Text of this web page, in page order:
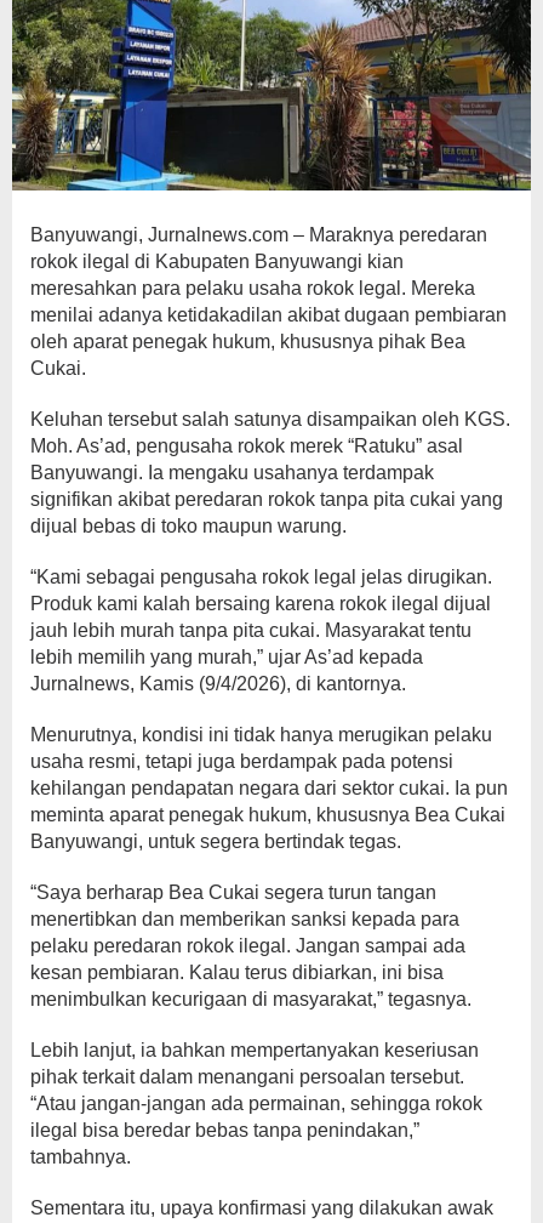
Banyuwangi, Jurnalnews.com – Maraknya peredaran
rokok ilegal di Kabupaten Banyuwangi kian
meresahkan para pelaku usaha rokok legal. Mereka
menilai adanya ketidakadilan akibat dugaan pembiaran
oleh aparat penegak hukum, khususnya pihak Bea
Cukai.
Keluhan tersebut salah satunya disampaikan oleh KGS.
Moh. As’ad, pengusaha rokok merek “Ratuku” asal
Banyuwangi. Ia mengaku usahanya terdampak
signifikan akibat peredaran rokok tanpa pita cukai yang
dijual bebas di toko maupun warung.
“Kami sebagai pengusaha rokok legal jelas dirugikan.
Produk kami kalah bersaing karena rokok ilegal dijual
jauh lebih murah tanpa pita cukai. Masyarakat tentu
lebih memilih yang murah,” ujar As’ad kepada
Jurnalnews, Kamis (9/4/2026), di kantornya.
Menurutnya, kondisi ini tidak hanya merugikan pelaku
usaha resmi, tetapi juga berdampak pada potensi
kehilangan pendapatan negara dari sektor cukai. Ia pun
meminta aparat penegak hukum, khususnya Bea Cukai
Banyuwangi, untuk segera bertindak tegas.
“Saya berharap Bea Cukai segera turun tangan
menertibkan dan memberikan sanksi kepada para
pelaku peredaran rokok ilegal. Jangan sampai ada
kesan pembiaran. Kalau terus dibiarkan, ini bisa
menimbulkan kecurigaan di masyarakat,” tegasnya.
Lebih lanjut, ia bahkan mempertanyakan keseriusan
pihak terkait dalam menangani persoalan tersebut.
“Atau jangan-jangan ada permainan, sehingga rokok
ilegal bisa beredar bebas tanpa penindakan,”
tambahnya.
Sementara itu, upaya konfirmasi yang dilakukan awak